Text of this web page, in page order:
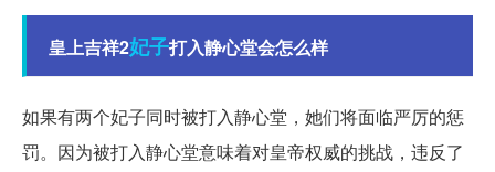
皇上吉祥2妃子打入静心堂会怎么样
如果有两个妃子同时被打入静心堂，她们将面临严厉的惩
罚。因为被打入静心堂意味着对皇帝权威的挑战，违反了